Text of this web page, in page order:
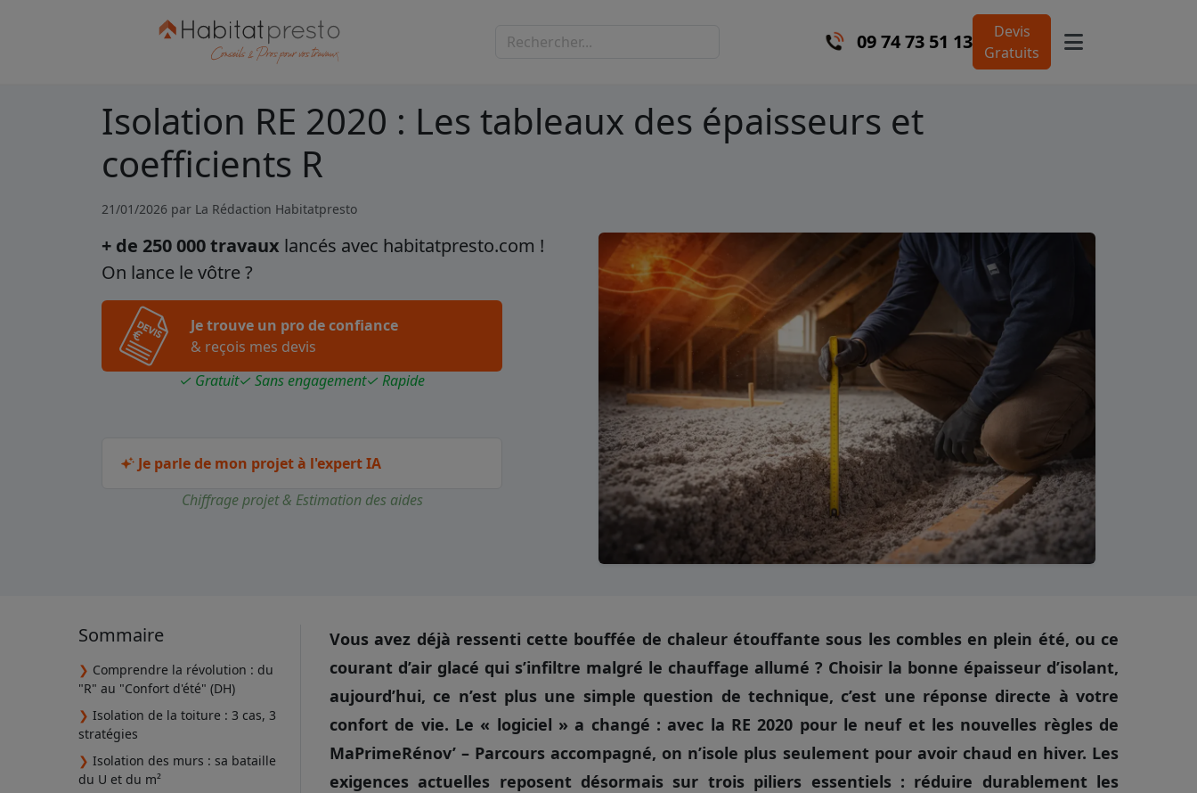
09 74 73 51 13
Devis
Gratuits
Isolation RE 2020 : Les tableaux des épaisseurs et
coefficients R
21/01/2026 par La Rédaction Habitatpresto
+ de 250 000 travaux lancés avec habitatpresto.com !
On lance le vôtre ?
Je trouve un pro de confiance
& reçois mes devis
✓ Gratuit✓ Sans engagement✓ Rapide
Je parle de mon projet à l'expert IA
Chiffrage projet & Estimation des aides
Sommaire
❯ Comprendre la révolution : du
"R" au "Confort d'été" (DH)
❯ Isolation de la toiture : 3 cas, 3
stratégies
❯ Isolation des murs : sa bataille
du U et du m²
Vous avez déjà ressenti cette bouffée de chaleur étouffante sous les combles en plein été, ou ce
courant d’air glacé qui s’infiltre malgré le chauffage allumé ? Choisir la bonne épaisseur d’isolant,
aujourd’hui, ce n’est plus une simple question de technique, c’est une réponse directe à votre
confort de vie. Le « logiciel » a changé : avec la RE 2020 pour le neuf et les nouvelles règles de
MaPrimeRénov’ – Parcours accompagné, on n’isole plus seulement pour avoir chaud en hiver. Les
exigences actuelles reposent désormais sur trois piliers essentiels : réduire durablement les